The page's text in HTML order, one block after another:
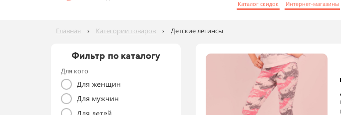
Каталог скидок Интернет-магазины
Главная › Категории товаров › Детские легинсы
Фильтр по каталогу
Для кого
Для женщин
Для мужчин